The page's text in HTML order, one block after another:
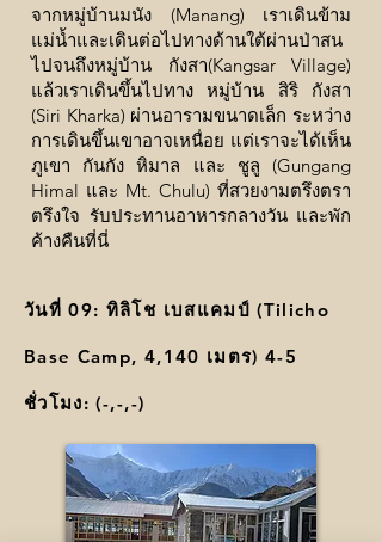
จากหมู่บ้านมนัง (Manang) เราเดินข้าม
แม่น้ำและเดินต่อไปทางด้านใต้ผ่านป่าสน
ไปจนถึงหมู่บ้าน กังสา(Kangsar Village)
แล้วเราเดินขึ้นไปทาง หมู่บ้าน สิริ กังสา
(Siri Kharka) ผ่านอารามขนาดเล็ก ระหว่าง
การเดินขึ้นเขาอาจเหนื่อย แต่เราจะได้เห็น
ภูเขา กันกัง หิมาล และ ชูลู (Gungang
Himal และ Mt. Chulu) ที่สวยงามตรึงตรา
ตรึงใจ รับประทานอาหารกลางวัน และพัก
ค้างคืนที่นี่
วันที่ 09: ทิลิโช เบสแคมป์ (Tilicho
Base Camp, 4,140 เมตร) 4-5
ชั่วโมง: (-,-,-)